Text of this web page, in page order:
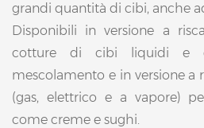
grandi quantità di cibi, anche
Disponibili in versione a
cotture di cibi liquidi e
mescolamento e in versione
(gas, elettrico e a vapore)
come creme e sughi.